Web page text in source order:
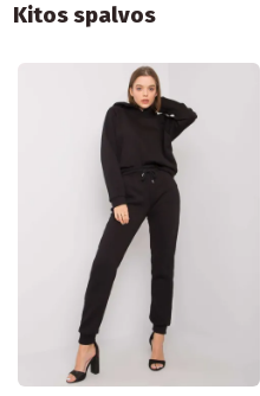
Kitos spalvos